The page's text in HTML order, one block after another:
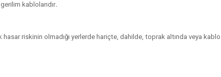
kablolarıdır.
riskinin olmadığı yerlerde hariçte, dahilde, toprak altında veya kablo